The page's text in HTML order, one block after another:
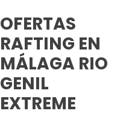
OFERTAS
RAFTING EN
MÁLAGA RIO
GENIL
EXTREME